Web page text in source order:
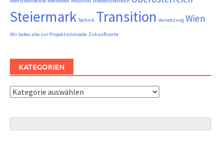
Steiermark Technik Transition Vernetzung Wien
Wir laden alle zur Projektschmiede Zukunftsorte
KATEGORIEN
Kategorien